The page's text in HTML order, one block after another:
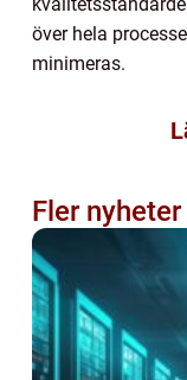
över hela
minimeras.
Fler nyheter